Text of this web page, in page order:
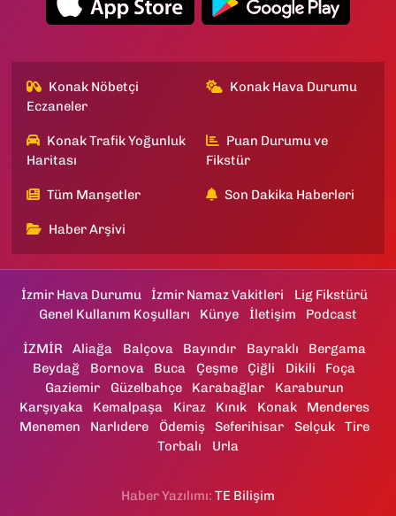
Konak Nöbetçi
Eczaneler
Konak Hava Durumu
Konak Trafik Yoğunluk
Haritası
Puan Durumu ve
Fikstür
Tüm Manşetler Son Dakika Haberleri
Haber Arşivi
İzmir Hava Durumu İzmir Namaz Vakitleri
Lig Fikstürü
Genel Kullanım Koşulları
Künye İletişim Podcast
İZMİR Aliağa Balçova Bayındır Bayraklı
Bergama
Beydağ
Bornova Buca Çeşme Çiğli Dikili
Foça
Gaziemir
Güzelbahçe Karabağlar
Karaburun
Karşıyaka
Kemalpaşa Kiraz Kınık Konak
Menderes
Menemen
Narlıdere Ödemiş Seferihisar Selçuk
Tire
Torbalı
Urla
Haber Yazılımı: TE Bilişim